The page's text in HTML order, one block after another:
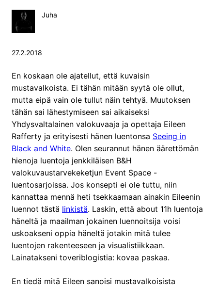
Juha
27.2.2018
En koskaan ole ajatellut, että kuvaisin
mustavalkoista. Ei tähän mitään syytä ole ollut,
mutta eipä vain ole tullut näin tehtyä. Muutoksen
tähän sai lähestymiseen sai aikaiseksi
Yhdysvaltalainen valokuvaaja ja opettaja Eileen
Rafferty ja erityisesti hänen luentonsa Seeing in
Black and White. Olen seurannut hänen äärettömän
hienoja luentoja jenkkiläisen B&H
valokuvaustarvekeketjun Event Space -
luentosarjoissa. Jos konsepti ei ole tuttu, niin
kannattaa mennä heti tsekkaamaan ainakin Eileenin
luennot tästä linkistä. Laskin, että about 11h luentoja
häneltä ja maailman jokainen luennoitsija voisi
uskoakseni oppia häneltä jotakin mitä tulee
luentojen rakenteeseen ja visualistiikkaan.
Lainatakseni toveriblogistia: kovaa paskaa.
En tiedä mitä Eileen sanoisi mustavalkoisista